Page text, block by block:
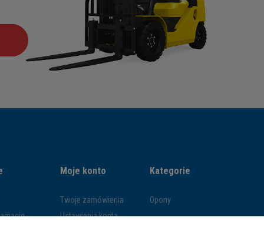
Moje konto
Twoje zamówienia
Ustawienia konta
Kategorie
Opony